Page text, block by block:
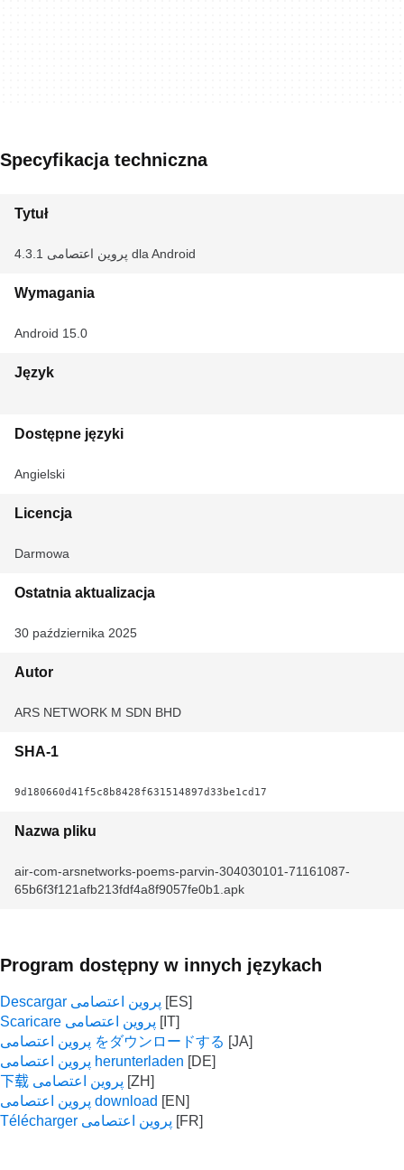
Specyfikacja techniczna
Tytuł
پروین اعتصامی 4.3.1 dla Android
Wymagania
Android 15.0
Język
Dostępne języki
Angielski
Licencja
Darmowa
Ostatnia aktualizacja
30 października 2025
Autor
ARS NETWORK M SDN BHD
SHA-1
9d180660d41f5c8b8428f631514897d33be1cd17
Nazwa pliku
air-com-arsnetworks-poems-parvin-304030101-71161087-
65b6f3f121afb213fdf4a8f9057fe0b1.apk
Program dostępny w innych językach
Descargar پروین اعتصامی
Scaricare پروین اعتصامی
پروین اعتصامی をダウンロードする
پروین اعتصامی herunterladen
下载 پروین اعتصامی
پروین اعتصامی download
Télécharger پروین اعتصامی